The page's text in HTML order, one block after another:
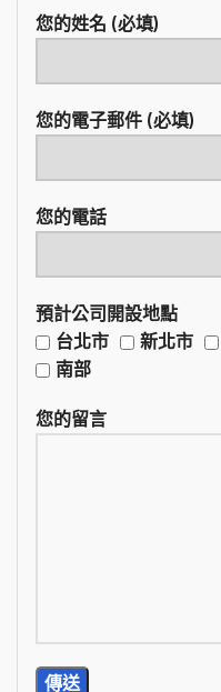
您的姓名 (必填)
您的電子郵件 (必填)
您的電話
預計公司開設地點
台北市
新北市
南部
您的留言